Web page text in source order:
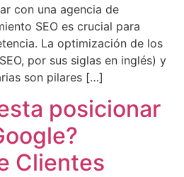
con una agencia de
SEO es crucial para
La optimización de los
por sus siglas en inglés) y
son pilares […]
posicionar
Clientes